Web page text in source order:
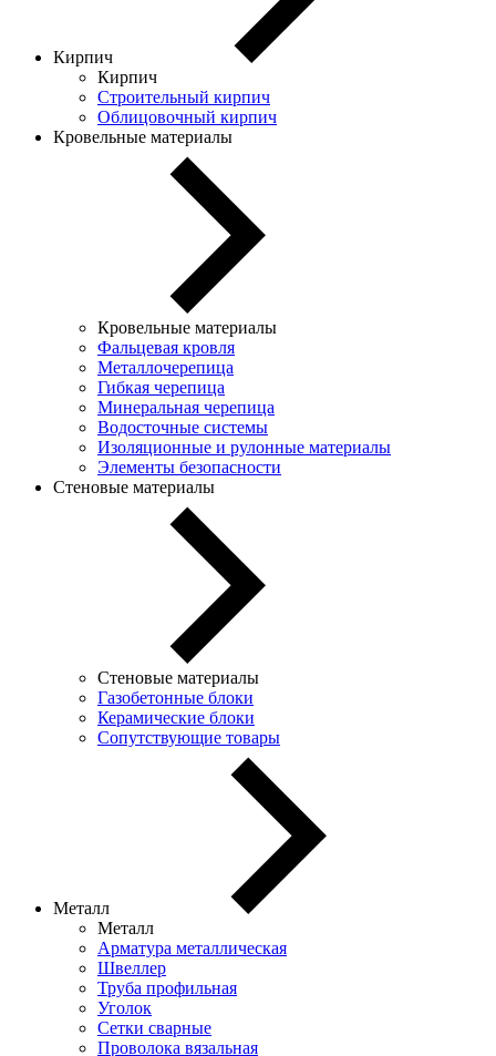
Кирпич
Кирпич
Строительный кирпич
Облицовочный кирпич
Кровельные материалы
Кровельные материалы
Фальцевая кровля
Металлочерепица
Гибкая черепица
Минеральная черепица
Водосточные системы
Изоляционные и рулонные материалы
Элементы безопасности
Стеновые материалы
Стеновые материалы
Газобетонные блоки
Керамические блоки
Сопутствующие товары
Металл
Металл
Арматура металлическая
Швеллер
Труба профильная
Уголок
Сетки сварные
Проволока вязальная